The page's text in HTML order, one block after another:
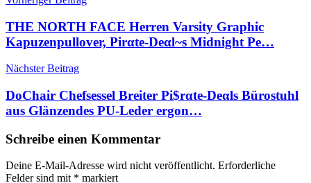
THE NORTH FACE Herren Varsity Graphic
Kapuzenpullover, Pirαtе-Dеαl~s Midnight Pe…
Nächster Beitrag
DoChair Chefsessel Breiter Pi$rαtе-Dеαls Bürostuhl
aus Glänzendes PU-Leder ergon…
Schreibe einen Kommentar
Deine E-Mail-Adresse wird nicht veröffentlicht. Erforderliche
Felder sind mit * markiert